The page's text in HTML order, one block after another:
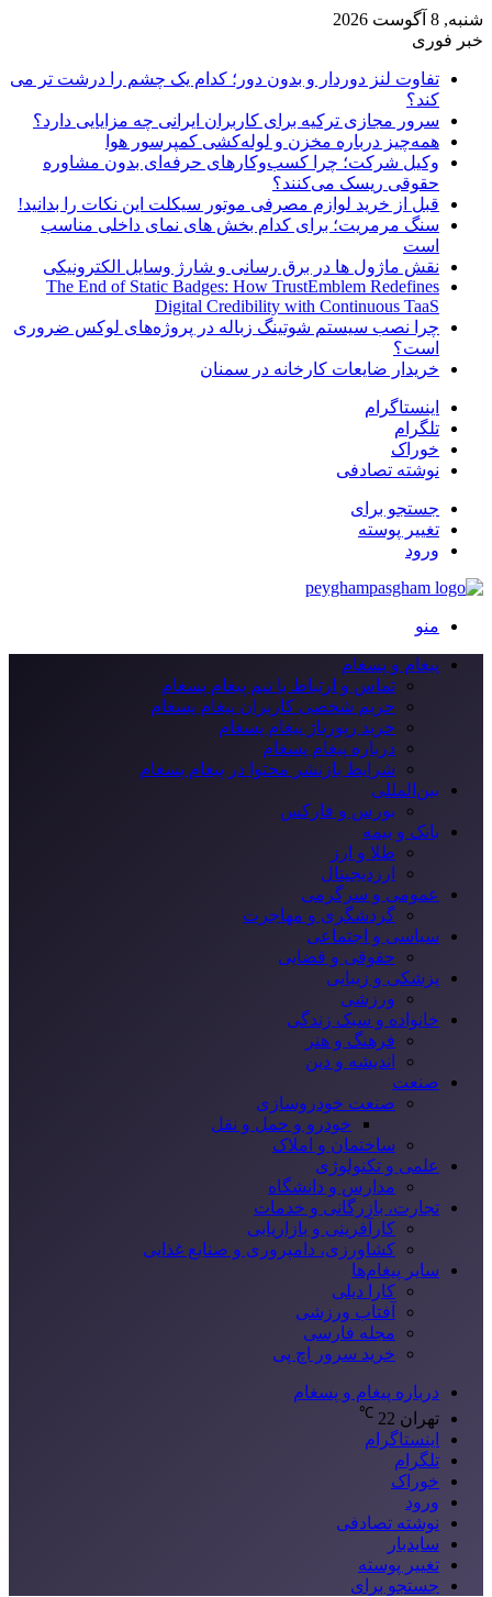
شنبه, 8 آگوست 2026
خبر فوری
تفاوت لنز دوردار و بدون دور؛ کدام یک چشم را درشت تر می
کند؟
سرور مجازی ترکیه برای کاربران ایرانی چه مزایایی دارد؟
همه‌چیز درباره مخزن و لوله‌کشی کمپرسور هوا
وکیل شرکت؛ چرا کسب‌وکارهای حرفه‌ای بدون مشاوره
حقوقی ریسک می‌کنند؟
قبل از خرید لوازم مصرفی موتور سیکلت این نکات را بدانید!
سنگ مرمریت؛ برای کدام بخش های نمای داخلی مناسب
است
نقش ماژول ها در برق رسانی و شارژ وسایل الکترونیکی
The End of Static Badges: How TrustEmblem Redefines
Digital Credibility with Continuous TaaS
چرا نصب سیستم شوتینگ زباله در پروژه‌های لوکس ضروری
است؟
خریدار ضایعات کارخانه در سمنان
اینستاگرام
تلگرام
خوراک
نوشته تصادفی
جستجو برای
تغییر پوسته
ورود
منو
پیغام و پسغام
تماس و ارتباط با تیم پیغام پسغام
حریم شخصی کاربران پیغام پسغام
خرید رپورتاژ پیغام پسغام
درباره پیغام پسغام
شرایط بازنشر محتوا در پیغام پسغام
بین‌المللی
بورس و فارکس
بانک و بیمه
طلا و ارز
ارزدیجیتال
عمومی و سرگرمی
گردشگری و مهاجرت
سیاسی و اجتماعی
حقوقی و قضایی
پزشکی و زیبایی
ورزشی
خانواده و سبک زندگی
فرهنگ و هنر
اندیشه و دین
صنعت
صنعت خودروسازی
خودرو و حمل و نقل
ساختمان و املاک
علمی و تکنولوژی
مدارس و دانشگاه
تجارت، بازرگانی و خدمات
کارآفرینی و بازاریابی
کشاورزی، دامپروری و صنایع غذایی
سایر پیغام‌ها
کارا دیلی
آفتاب ورزشی
مجله فارسی
خرید سرور اچ پی
درباره پیغام و پسغام
تهران 22
℃
اینستاگرام
تلگرام
خوراک
ورود
نوشته تصادفی
سایدبار
تغییر پوسته
جستجو برای